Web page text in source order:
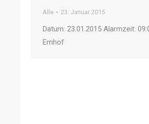
Alle 23. Januar 2015
Datum: 23.01.2015 Alarmzeit:
Emhof